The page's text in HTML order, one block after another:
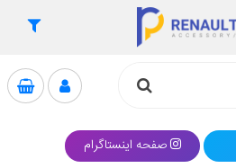
صفحه اینستاگرام